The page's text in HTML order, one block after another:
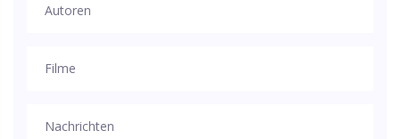
Autoren
Filme
Nachrichten